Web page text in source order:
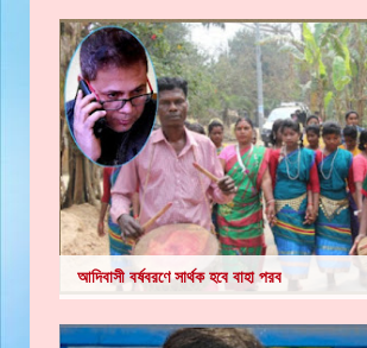
আদিবাসী বর্ষবরণে সার্থক হবে বাহা পরব